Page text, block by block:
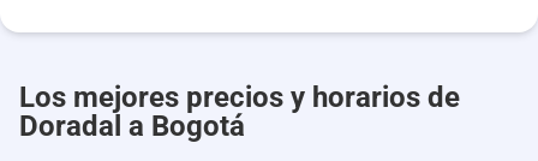
Los mejores precios y horarios de
Doradal a Bogotá